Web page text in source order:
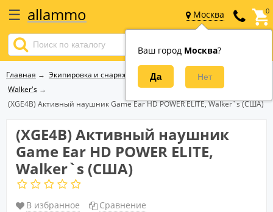
Вход
Регистрация
Каталог товаров
(800)
555-
41-
73
order@allammo.ru
0
Москва
Ваш город Москва?
☰ allammo
Главная → Экипировка и снаряжение → Наушники для стрельбы
Walker's →
(XGE4B) Активный наушник Game Ear HD POWER ELITE, Walker`s (США)
(XGE4B) Активный наушник
Game Ear HD POWER ELITE,
Walker`s (США)
В избранное Сравнение